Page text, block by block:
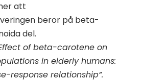
att
beror på beta-
del.
of beta-carotene on
in elderly humans:
response relationship”.